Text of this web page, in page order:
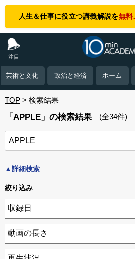
人生＆仕事に役立つ講義解説を無料
注目
芸術と文化 政治と経済 ホーム
TOP 検索結果
「APPLE」の検索結果 (全34件)
▲詳細検索
絞り込み